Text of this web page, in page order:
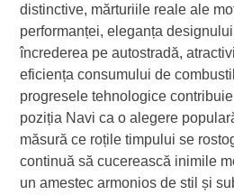
distinctive, mărturiile reale ale
performanței, eleganța
încrederea pe autostradă,
eficiența consumului de
progresele tehnologice
poziția Navi ca o alegere
măsură ce roțile timpului se
continuă să cucerească inimile
un amestec armonios de stil și